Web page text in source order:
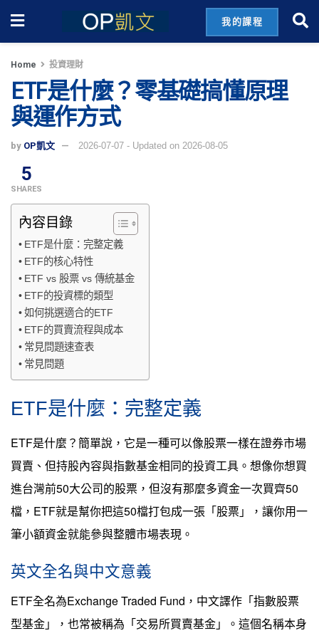
我的課程
Home 投資理財
ETF是什麼？零基礎搞懂原理
與運作方式
by OP凱文 2026-07-07 - Updated on 2026-08-05
5
SHARES
內容目錄
ETF是什麼：完整定義
ETF的核心特性
ETF vs 股票 vs 傳統基金
ETF的投資標的類型
如何挑選適合的ETF
ETF的買賣流程與成本
常見問題速查表
常見問題
ETF是什麼：完整定義
ETF是什麼？簡單說，它是一種可以像股票一樣在證券市場
買賣、但持股內容與指數基金相同的投資工具。想像你想買
進台灣前50大公司的股票，但沒有那麼多資金一次買齊50
檔，ETF就是幫你把這50檔打包成一張「股票」，讓你用一
筆小額資金就能參與整體市場表現。
英文全名與中文意義
ETF全名為Exchange Traded Fund，中文譯作「指數股票
型基金」，也常被稱為「交易所買賣基金」。這個名稱本身